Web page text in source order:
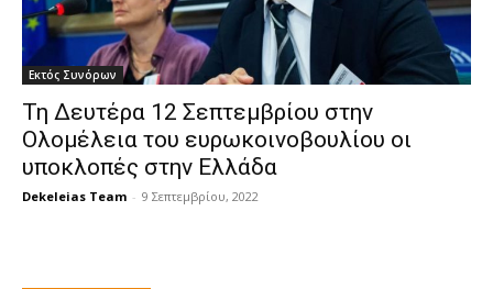
Εκτός Συνόρων
Τη Δευτέρα 12 Σεπτεμβρίου στην
Ολομέλεια του ευρωκοινοβουλίου οι
υποκλοπές στην Ελλάδα
Dekeleias Team - 9 Σεπτεμβρίου, 2022